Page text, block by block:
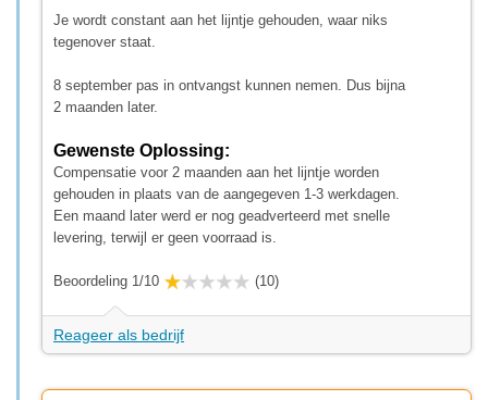
Je wordt constant aan het lijntje gehouden, waar niks
tegenover staat.
8 september pas in ontvangst kunnen nemen. Dus bijna
2 maanden later.
Gewenste Oplossing:
Compensatie voor 2 maanden aan het lijntje worden
gehouden in plaats van de aangegeven 1-3 werkdagen.
Een maand later werd er nog geadverteerd met snelle
levering, terwijl er geen voorraad is.
Beoordeling 1/10 (10)
Reageer als bedrijf